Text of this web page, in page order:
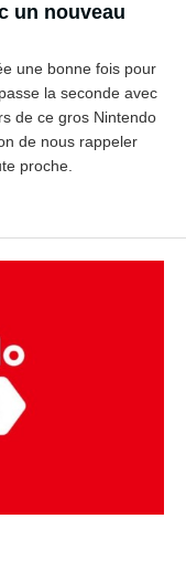
un nouveau
une bonne fois pour
la seconde avec
de ce gros Nintendo
de nous rappeler
proche.